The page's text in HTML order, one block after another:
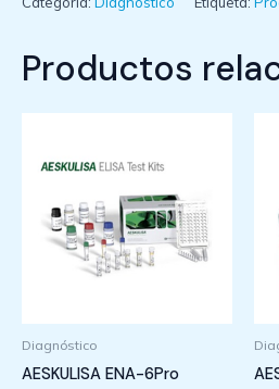
Productos
Diagnóstico
AESKULISA ENA-6Pro